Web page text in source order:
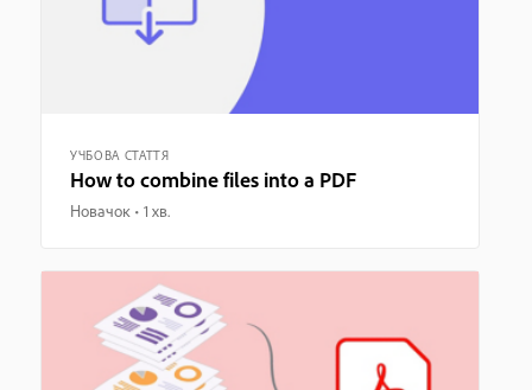
УЧБОВА СТАТТЯ
How to combine files into a PDF
Новачок 1 хв.